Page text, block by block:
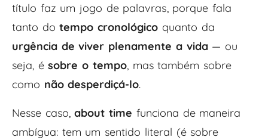
título faz um jogo de palavras, porque fala
tanto dotempo cronológico quanto da
urgência de viver plenamente a vida— ou
seja, ésobre o tempo, mas também sobre
como não desperdiçá-lo.
Nesse caso,about time funciona de maneira
ambígua: tem um sentido literal (é sobre